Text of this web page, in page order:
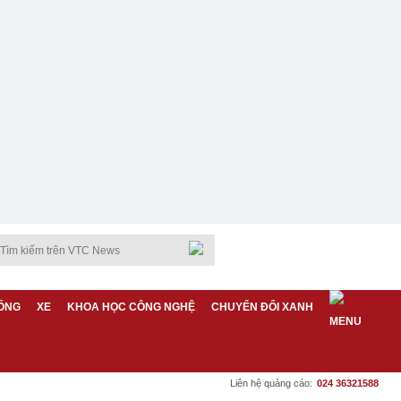
XE KHOA HỌC CÔNG NGHỆ CHUYỂN ĐỔI XANH
Liên hệ quảng cáo: 024 36321588